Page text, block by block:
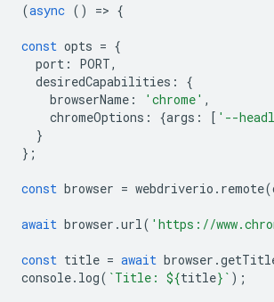
(async () => {
const opts = {
port : PORT,
desiredCapabilities :
{
browserName : 'chrome' ,
chromeOptions : {args : [ '--
}
};
const browser = webdriverio . remote(
await browser .url( 'https://
const title = await browser .
console. log( `Title: ${title} ` );